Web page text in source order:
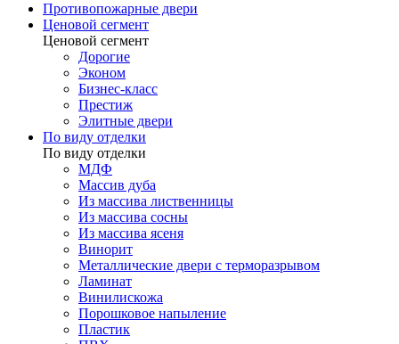
Противопожарные двери
Ценовой сегмент
Ценовой сегмент
Дорогие
Эконом
Бизнес-класс
Престиж
Элитные двери
По виду отделки
По виду отделки
МДФ
Массив дуба
Из массива лиственницы
Из массива сосны
Из массива ясеня
Винорит
Металлические двери с терморазрывом
Ламинат
Винилискожа
Порошковое напыление
Пластик